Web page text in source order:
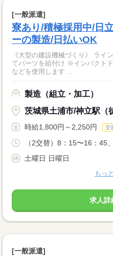
[一般派遣]
寮あり/積極採用中/日
ーの製造/日払いOK
《大型の建設機械づくり》 ライ
てパーツを組付け ※インパクト
製造（組立・加工）
茨城県土浦市/神立駅（
時給1,800円～2,250円 交
（2交替）8：15〜16：45
土曜日 日曜日
もっ
求人詳
[一般派遣]